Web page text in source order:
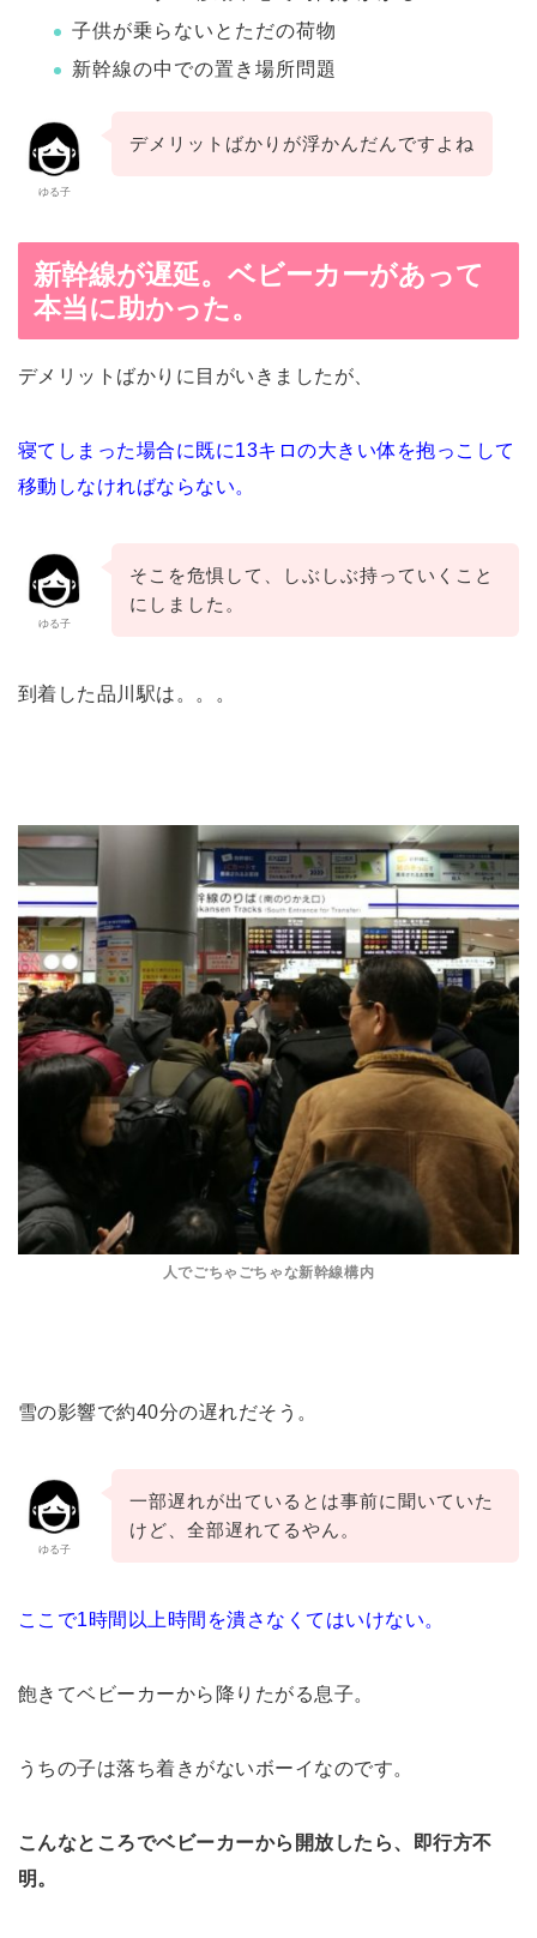
子供が乗らないとただの荷物
新幹線の中での置き場所問題
ゆる子
デメリットばかりが浮かんだんですよね
新幹線が遅延。ベビーカーがあって
本当に助かった。
デメリットばかりに目がいきましたが、
寝てしまった場合に既に13キロの大きい体を抱っこして
移動しなければならない。
ゆる子
そこを危惧して、しぶしぶ持っていくこと
にしました。
到着した品川駅は。。。
人でごちゃごちゃな新幹線構内
雪の影響で約40分の遅れだそう。
ゆる子
一部遅れが出ているとは事前に聞いていた
けど、全部遅れてるやん。
ここで1時間以上時間を潰さなくてはいけない。
飽きてベビーカーから降りたがる息子。
うちの子は落ち着きがないボーイなのです。
こんなところでベビーカーから開放したら、即行方不
明。